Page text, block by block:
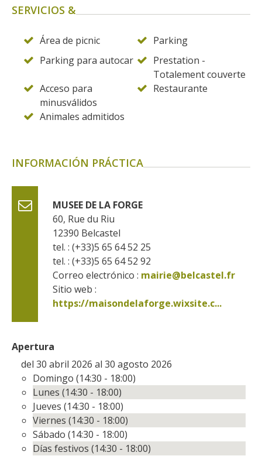
SERVICIOS &
Área de picnic
Parking
Parking para autocar
Prestation -
Totalement couverte
Acceso para
minusválidos
Restaurante
Animales admitidos
INFORMACIÓN PRÁCTICA
MUSEE DE LA FORGE
60, Rue du Riu
12390 Belcastel
tel. : (+33)5 65 64 52 25
tel. : (+33)5 65 64 52 92
Correo electrónico : mairie@belcastel.fr
https://maisondelaforge.wixsite.c...
Apertura
del 30 abril 2026 al 30 agosto 2026
Domingo (14:30 - 18:00)
Lunes (14:30 - 18:00)
Jueves (14:30 - 18:00)
Viernes (14:30 - 18:00)
Sábado (14:30 - 18:00)
Días festivos (14:30 - 18:00)